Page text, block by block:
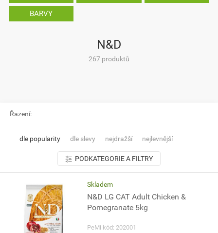
BARVY
N&D
267 produktů
Řazení:
dle popularity dle slevy nejdražší nejlevnější
PODKATEGORIE A FILTRY
Skladem
N&D LG CAT Adult Chicken &
Pomegranate 5kg
PeMi kód: 202001